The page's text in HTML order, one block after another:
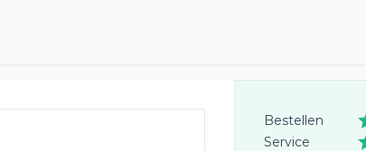
Bestellen
Service